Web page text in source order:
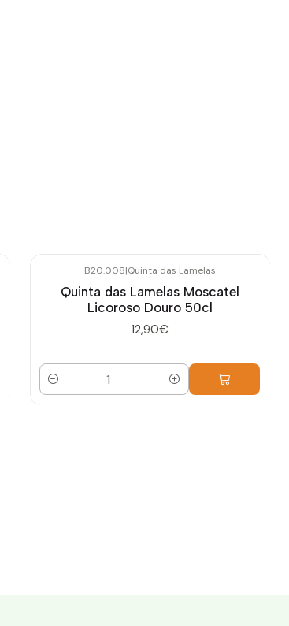
B20.008|Quinta das Lamelas
Quinta das Lamelas Moscatel
Licoroso Douro 50cl
12,90€
Quantidade